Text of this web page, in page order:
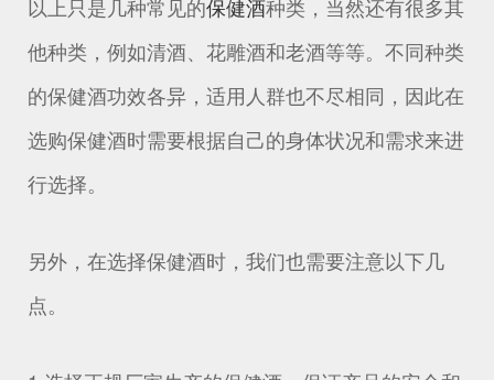
以上只是几种常见的保健酒种类，当然还有很多其
他种类，例如清酒、花雕酒和老酒等等。不同种类
的保健酒功效各异，适用人群也不尽相同，因此在
选购保健酒时需要根据自己的身体状况和需求来进
行选择。
另外，在选择保健酒时，我们也需要注意以下几
点。